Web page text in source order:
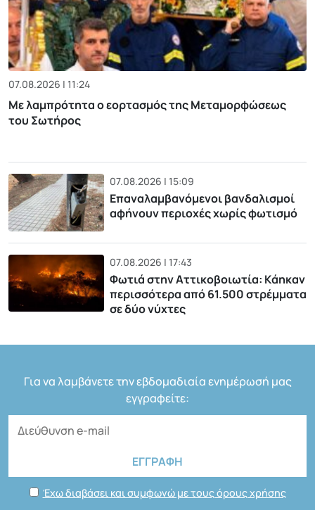
07.08.2026 | 11:24
Με λαμπρότητα ο εορτασμός της Μεταμορφώσεως
του Σωτήρος
07.08.2026 | 15:09
Επαναλαμβανόμενοι βανδαλισμοί
αφήνουν περιοχές χωρίς φωτισμό
07.08.2026 | 17:43
Φωτιά στην Αττικοβοιωτία: Kάηκαν
περισσότερα από 61.500 στρέμματα
σε δύο νύχτες
Για να λαμβάνετε την εβδομαδιαία ενημέρωσή μας
εγγραφείτε:
Έχω διαβάσει και συμφωνώ με τους όρους χρήσης